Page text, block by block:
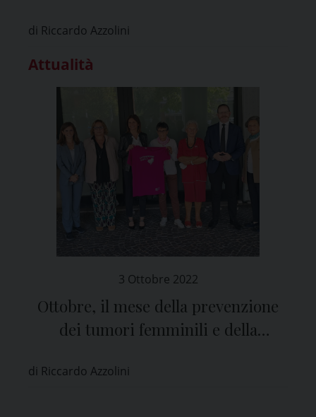
di Riccardo Azzolini
Attualità
3 Ottobre 2022
Ottobre, il mese della prevenzione
dei tumori femminili e della
oncologici
di Riccardo Azzolini